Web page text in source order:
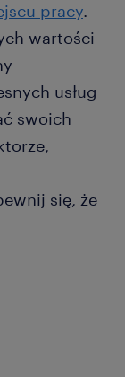
pracy.
wartości
usług
swoich